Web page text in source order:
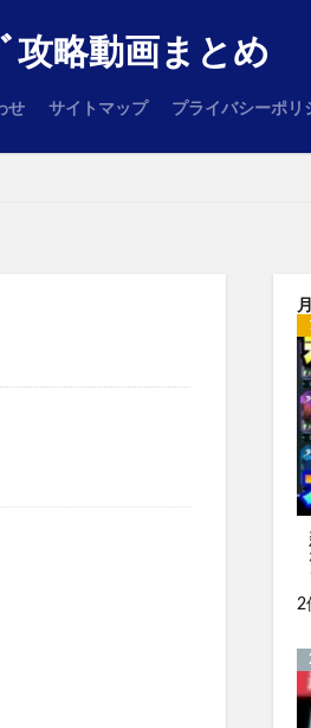
ﾞ攻略動画まとめ
せ サイトマップ プライバシーポリ
2